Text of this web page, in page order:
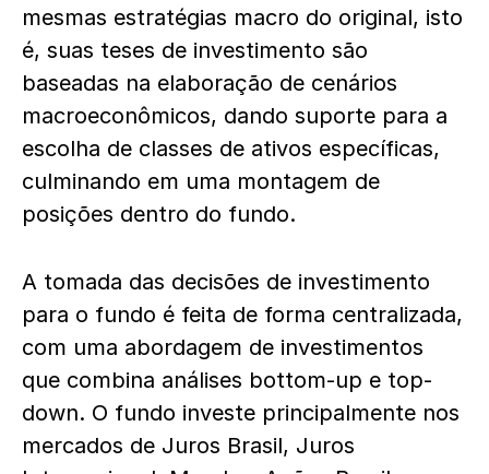
mesmas estratégias macro do original, isto
é, suas teses de investimento são
baseadas na elaboração de cenários
macroeconômicos, dando suporte para a
escolha de classes de ativos específicas,
culminando em uma montagem de
posições dentro do fundo.
A tomada das decisões de investimento
para o fundo é feita de forma centralizada,
com uma abordagem de investimentos
que combina análises bottom-up e top-
down. O fundo investe principalmente nos
mercados de Juros Brasil, Juros